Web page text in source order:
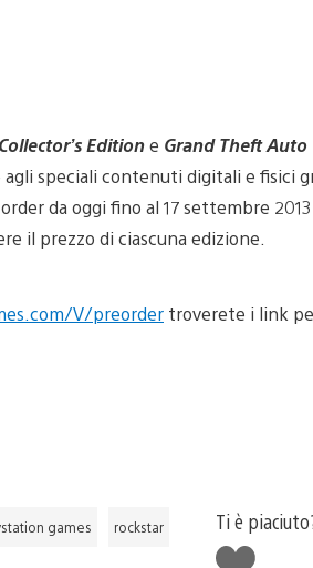
Editione Grand Theft Auto
agli speciali contenuti digitali e fisici
da oggi fino al 17 settembre
il prezzo di ciascuna edizione.
V/preorder troverete i link
games rockstar
Ti è
Mi